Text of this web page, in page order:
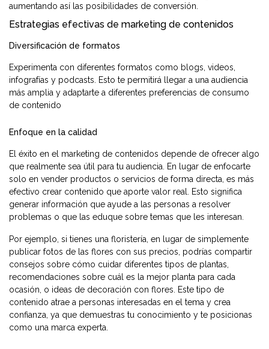
aumentando así las posibilidades de conversión
Estrategias efectivas de marketing de contenidos
Diversificación de formatos
Experimenta con diferentes formatos como blogs, videos,
infografías y podcasts. Esto te permitirá llegar a una audiencia
más amplia y adaptarte a diferentes preferencias de consumo
de contenido
Enfoque en la calidad
El éxito en el marketing de contenidos depende de ofrecer algo
que realmente sea útil para tu audiencia. En lugar de enfocarte
solo en vender productos o servicios de forma directa, es más
efectivo crear contenido que aporte valor real. Esto significa
generar información que ayude a las personas a resolver
problemas o que las eduque sobre temas que les interesan.
Por ejemplo, si tienes una floristería, en lugar de simplemente
publicar fotos de las flores con sus precios, podrías compartir
consejos sobre cómo cuidar diferentes tipos de plantas,
recomendaciones sobre cuál es la mejor planta para cada
ocasión, o ideas de decoración con flores. Este tipo de
contenido atrae a personas interesadas en el tema y crea
confianza, ya que demuestras tu conocimiento y te posicionas
como una marca experta.